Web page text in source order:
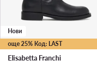
още 25% Код: LAST
Нови
Elisabetta Franchi